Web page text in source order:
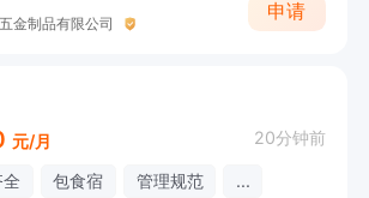
金制品有限公司
申请
元/月 20分钟前
包食宿 管理规范 ...